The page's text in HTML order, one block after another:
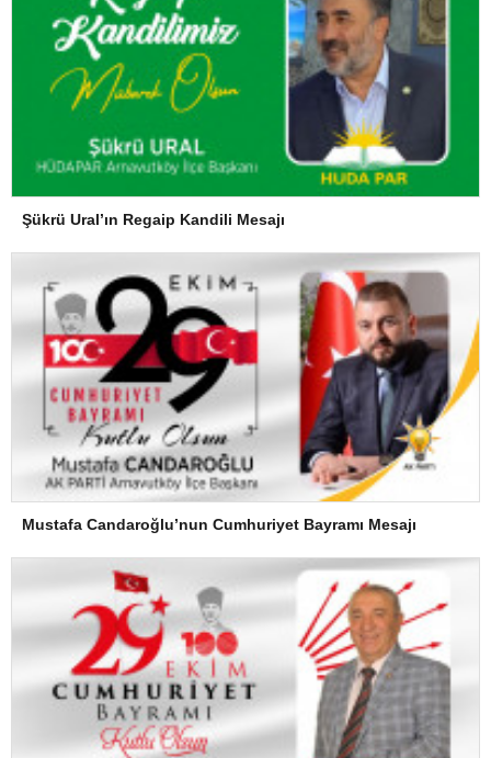
Şükrü Ural’ın Regaip Kandili Mesajı
Mustafa Candaroğlu’nun Cumhuriyet Bayramı Mesajı